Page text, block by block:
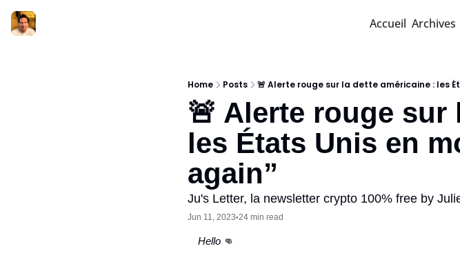
Accueil Archives
Home Posts 🚨 Alerte rouge sur la dette américaine : les
🚨 Alerte rouge sur
les États Unis en
again”
Ju's Letter, la newsletter crypto 100% free by
Jun 11, 2023•24 min read
Hello ‎ 👊